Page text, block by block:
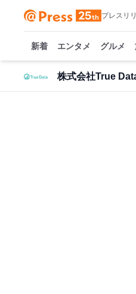
プレスリ
新着 エンタメ グルメ
株式会社True